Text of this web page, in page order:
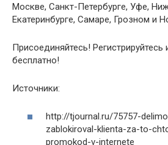
Москве, Санкт-Петербурге, Уфе,
Екатеринбурге, Самаре, Грозном и
Присоединяйтесь! Регистрируйтесь
бесплатно!
Источники:
http://tjournal.ru/75757-
zablokiroval-klienta-za-to-
promokod-v-internete